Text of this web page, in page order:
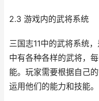
2.3 游戏内的武将系统
三国志11中的武将系统
中有各种各样的武将，
能。玩家需要根据自己
运用他们的能力和技能。